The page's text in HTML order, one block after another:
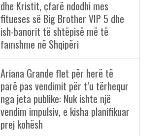
dhe Kristit, çfarë ndodhi mes
fitueses së Big Brother VIP 5 dhe
ish-banorit të shtëpisë më të
famshme në Shqipëri
Ariana Grande flet për herë të
parë pas vendimit për t’u tërhequr
nga jeta publike: Nuk ishte një
vendim impulsiv, e kisha planifikuar
prej kohësh